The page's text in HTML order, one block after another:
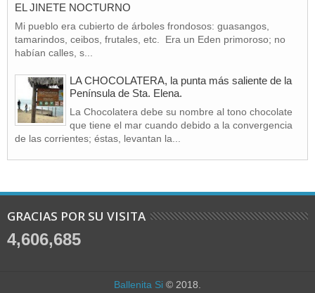
EL JINETE NOCTURNO
Mi pueblo era cubierto de árboles frondosos: guasangos,
tamarindos, ceibos, frutales, etc. Era un Eden primoroso; no
habían calles, s...
LA CHOCOLATERA, la punta más saliente de la
Península de Sta. Elena.
La Chocolatera debe su nombre al tono chocolate
que tiene el mar cuando debido a la convergencia
de las corrientes; éstas, levantan la...
GRACIAS POR SU VISITA
4,606,685
Ballenita Si © 2018.